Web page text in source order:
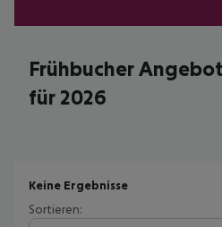
Frühbucher
für 2026
Keine Ergebnisse
Sortieren: